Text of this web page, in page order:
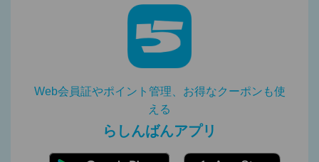
Web会員証やポイント管理、お得なクーポンも使
える
らしんばんアプリ